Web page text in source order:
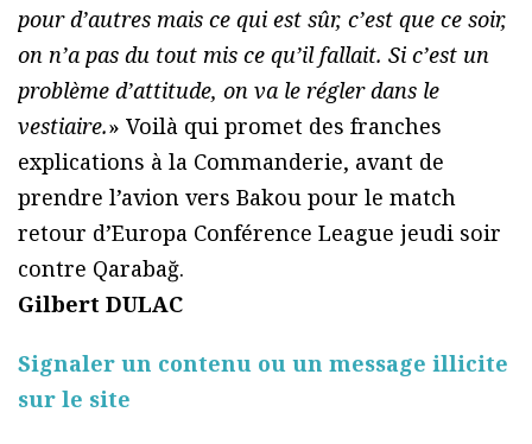
pour d’autres mais ce qui est sûr, c’est que ce soir,
on n’a pas du tout mis ce qu’il fallait. Si c’est un
problème d’attitude, on va le régler dans le
vestiaire.» Voilà qui promet des franches
explications à la Commanderie, avant de
prendre l’avion vers Bakou pour le match
retour d’Europa Conférence League jeudi soir
contre Qarabağ.
Gilbert DULAC
Signaler un contenu ou un message illicite
sur le site